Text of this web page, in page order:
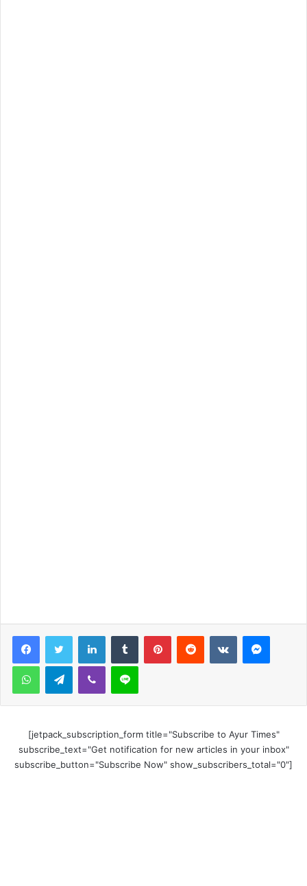
LinkedInTumblr PinterestReddit VKontakte
WhatsAppTelegramViber Line
[jetpack_subscription_form title="Subscribe to Ayur Times"
subscribe_text="Get notification for new articles in your inbox"
subscribe_button="Subscribe Now" show_subscribers_total="0"]